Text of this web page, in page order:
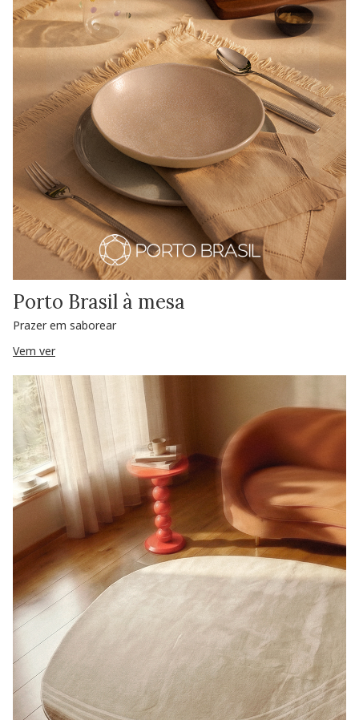
Porto Brasil à mesa
Prazer em saborear
Vem ver